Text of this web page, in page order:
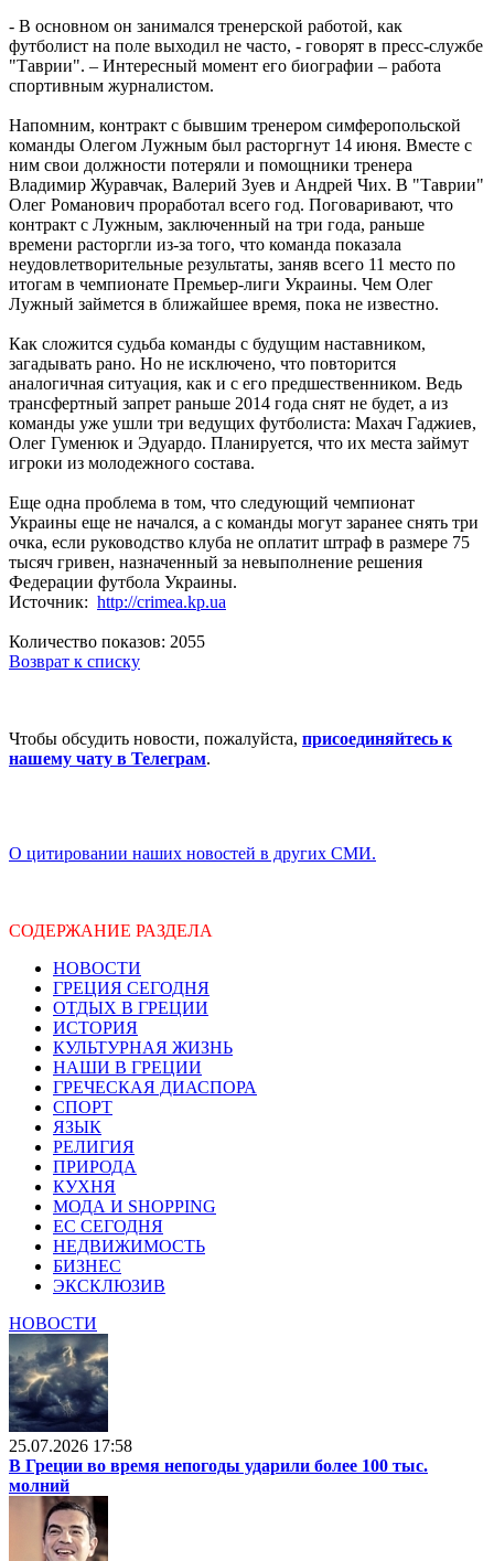
- В основном он занимался тренерской работой, как
футболист на поле выходил не часто, - говорят в пресс-службе
"Таврии". – Интересный момент его биографии – работа
спортивным журналистом.
Напомним, контракт с бывшим тренером симферопольской
команды Олегом Лужным был расторгнут 14 июня. Вместе с
ним свои должности потеряли и помощники тренера
Владимир Журавчак, Валерий Зуев и Андрей Чих. В "Таврии"
Олег Романович проработал всего год. Поговаривают, что
контракт с Лужным, заключенный на три года, раньше
времени расторгли из-за того, что команда показала
неудовлетворительные результаты, заняв всего 11 место по
итогам в чемпионате Премьер-лиги Украины. Чем Олег
Лужный займется в ближайшее время, пока не известно.
Как сложится судьба команды с будущим наставником,
загадывать рано. Но не исключено, что повторится
аналогичная ситуация, как и с его предшественником. Ведь
трансфертный запрет раньше 2014 года снят не будет, а из
команды уже ушли три ведущих футболиста: Махач Гаджиев,
Олег Гуменюк и Эдуардо. Планируется, что их места займут
игроки из молодежного состава.
Еще одна проблема в том, что следующий чемпионат
Украины еще не начался, а с команды могут заранее снять три
очка, если руководство клуба не оплатит штраф в размере 75
тысяч гривен, назначенный за невыполнение решения
Федерации футбола Украины.
Источник: http://crimea.kp.ua
Количество показов: 2055
Возврат к списку
Чтобы обсудить новости, пожалуйста, присоединяйтесь к
нашему чату в Телеграм.
О цитировании наших новостей в других СМИ.
СОДЕРЖАНИЕ РАЗДЕЛА
НОВОСТИ
ГРЕЦИЯ СЕГОДНЯ
ОТДЫХ В ГРЕЦИИ
ИСТОРИЯ
КУЛЬТУРНАЯ ЖИЗНЬ
НАШИ В ГРЕЦИИ
ГРЕЧЕСКАЯ ДИАСПОРА
СПОРТ
ЯЗЫК
РЕЛИГИЯ
ПРИРОДА
КУХНЯ
МОДА И SHOPPING
ЕС СЕГОДНЯ
НЕДВИЖИМОСТЬ
БИЗНЕС
ЭКСКЛЮЗИВ
НОВОСТИ
25.07.2026 17:58
В Греции во время непогоды ударили более 100 тыс.
молний